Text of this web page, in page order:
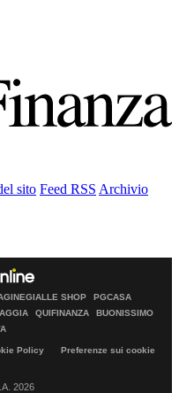
sito Feed RSS Archivio
SHOP
PGCASA
QUIFINANZA
BUONISSIMO
Policy
Preferenze sui cookie
2026